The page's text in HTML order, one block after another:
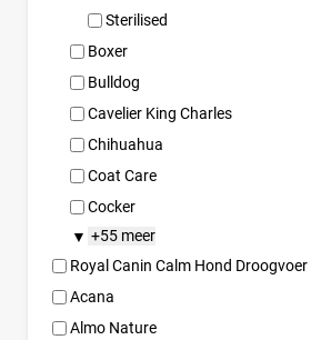
Sterilised
Boxer
Bulldog
Cavelier King Charles
Chihuahua
Coat Care
Cocker
▼ +55 meer
Royal Canin Calm Hond Droogvoer
Acana
Almo Nature